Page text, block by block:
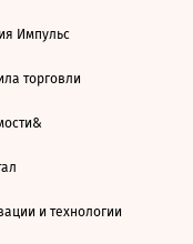
Импульс
торговли
и технологии